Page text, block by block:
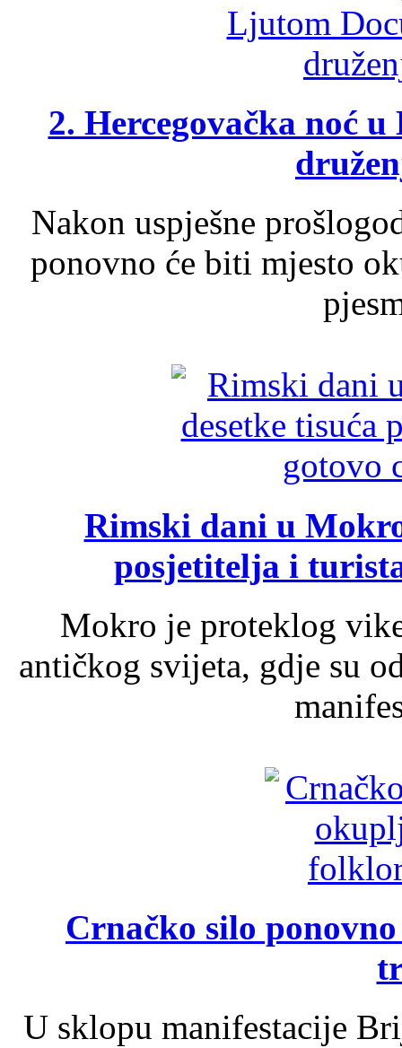
2. Hercegovačka noć
Nakon uspješne
ponovno će biti mjesto
Rimski dani u
posjetitelja i
Mokro je proteklog
antičkog svijeta, gdje su
Crnačko silo
U sklopu manifestacije